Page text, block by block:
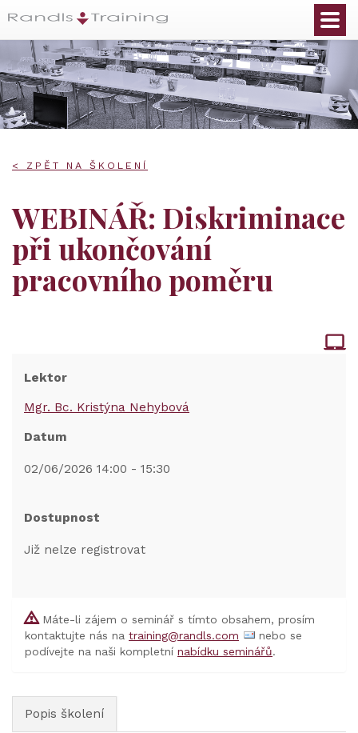
< ZPĚT NA ŠKOLENÍ
WEBINÁŘ: Diskriminace
při ukončování
pracovního poměru
Lektor
Mgr. Bc. Kristýna Nehybová
Datum
02/06/2026 14:00 - 15:30
Dostupnost
Již nelze registrovat
Máte-li zájem o seminář s tímto obsahem, prosím
kontaktujte nás na training@randls.com
nebo se
podívejte na naši kompletní nabídku seminářů.
Popis školení